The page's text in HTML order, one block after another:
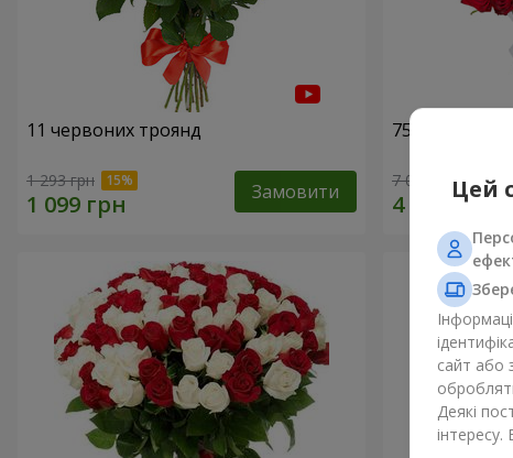
11 червоних троянд
1 293 грн Замовити
75 червоних
7 084 грнЦей
сайт або
Деякі